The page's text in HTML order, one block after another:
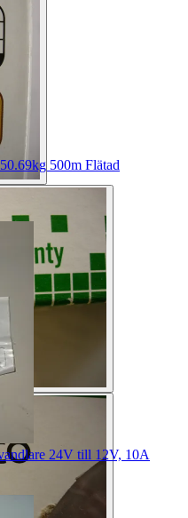
500m Flätad
24V till 12V, 10A